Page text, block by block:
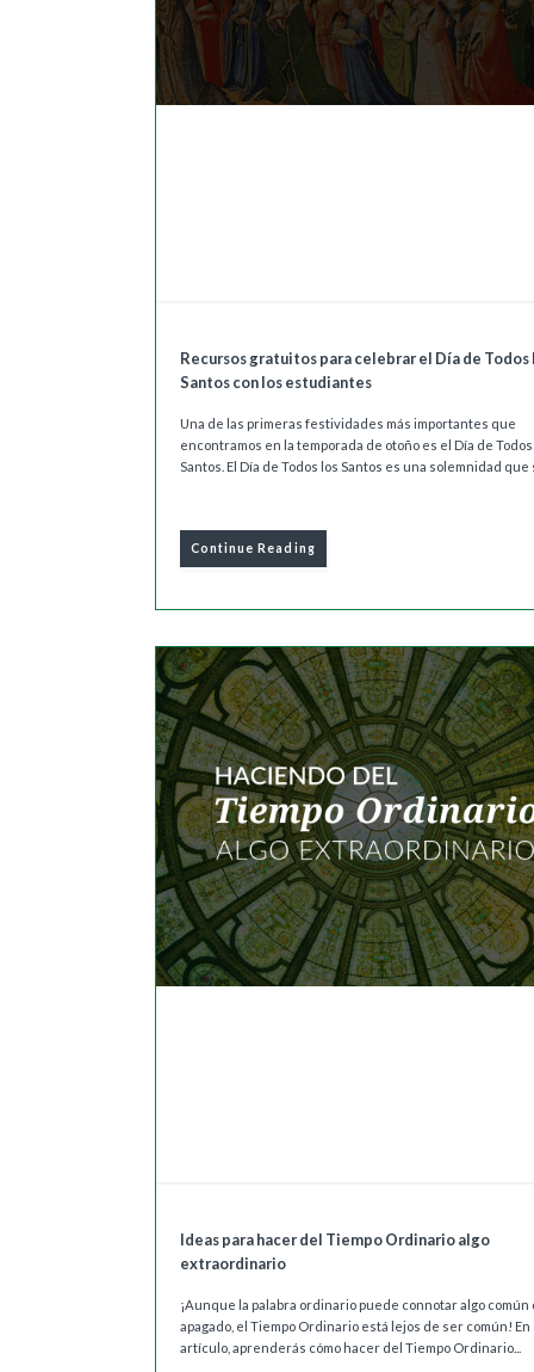
Recursos gratuitos para celebrar el Día de Todos
Santos con los estudiantes
Una de las primeras festividades más importantes que
encontramos en la temporada de otoño es el Día de
Santos. El Día de Todos los Santos es una solemnidad que
Continue Reading
Ideas para hacer del Tiempo Ordinario algo
extraordinario
¡Aunque la palabra ordinario puede connotar algo común
apagado, el Tiempo Ordinario está lejos de ser común!
artículo, aprenderás cómo hacer del Tiempo Ordinario...